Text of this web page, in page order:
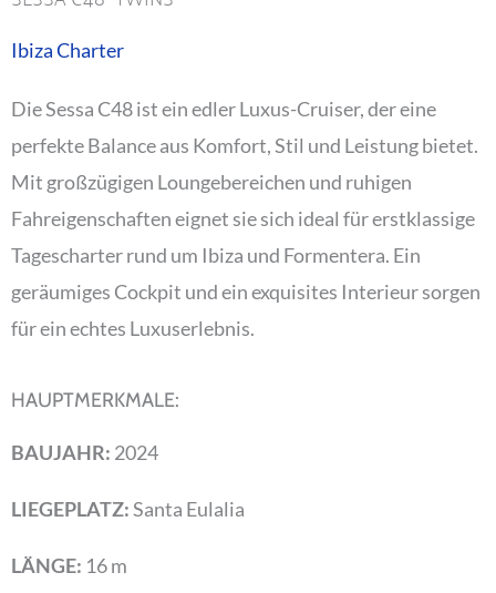
Ibiza Charter
Die Sessa C48 ist ein edler Luxus-Cruiser, der eine
perfekte Balance aus Komfort, Stil und Leistung bietet.
Mit großzügigen Loungebereichen und ruhigen
Fahreigenschaften eignet sie sich ideal für erstklassige
Tagescharter rund um Ibiza und Formentera. Ein
geräumiges Cockpit und ein exquisites Interieur sorgen
für ein echtes Luxuserlebnis.
HAUPTMERKMALE:
BAUJAHR: 2024
LIEGEPLATZ:Santa Eulalia
LÄNGE: 16 m